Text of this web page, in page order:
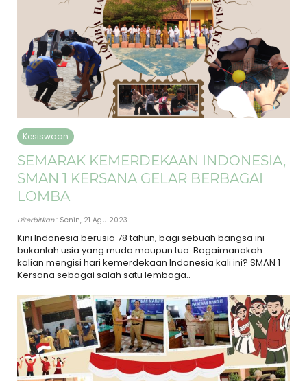
Kesiswaan
SEMARAK KEMERDEKAAN INDONESIA,
SMAN 1 KERSANA GELAR BERBAGAI
LOMBA
Diterbitkan: Senin, 21 Agu 2023
Kini Indonesia berusia 78 tahun, bagi sebuah bangsa ini
bukanlah usia yang muda maupun tua. Bagaimanakah
kalian mengisi hari kemerdekaan Indonesia kali ini? SMAN 1
Kersana sebagai salah satu lembaga..